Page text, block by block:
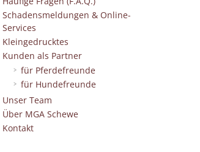
Schadensmeldungen & Online-
Services
Kleingedrucktes
Kunden als Partner
für Pferdefreunde
für Hundefreunde
Unser Team
Über MGA Schewe
Kontakt